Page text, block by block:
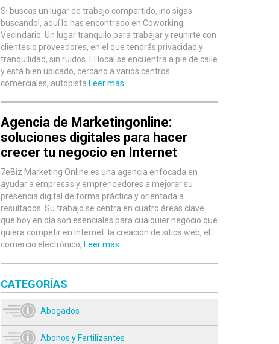
Si buscas un lugar de trabajo compartido, ¡no sigas
buscando!, aquí lo has encontrado en Coworking
Vecindario. Un lugar tranquilo para trabajar y reunirte con
clientes o proveedores, en el que tendrás privacidad y
tranquilidad, sin ruidos. El local se encuentra a pie de calle
y está bien ubicado, cercano a varios centros
comerciales, autopista Leer más
Agencia de Marketingonline:
soluciones digitales para hacer
crecer tu negocio en Internet
7eBiz Marketing Online es una agencia enfocada en
ayudar a empresas y emprendedores a mejorar su
presencia digital de forma práctica y orientada a
resultados. Su trabajo se centra en cuatro áreas clave
que hoy en día son esenciales para cualquier negocio que
quiera competir en Internet: la creación de sitios web, el
comercio electrónico, Leer más
CATEGORÍAS
Abogados
Abonos y Fertilizantes